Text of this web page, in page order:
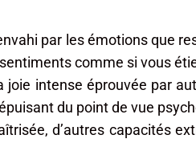
par les émotions que
comme si vous
intense éprouvée par
du point de vue
d’autres capacités